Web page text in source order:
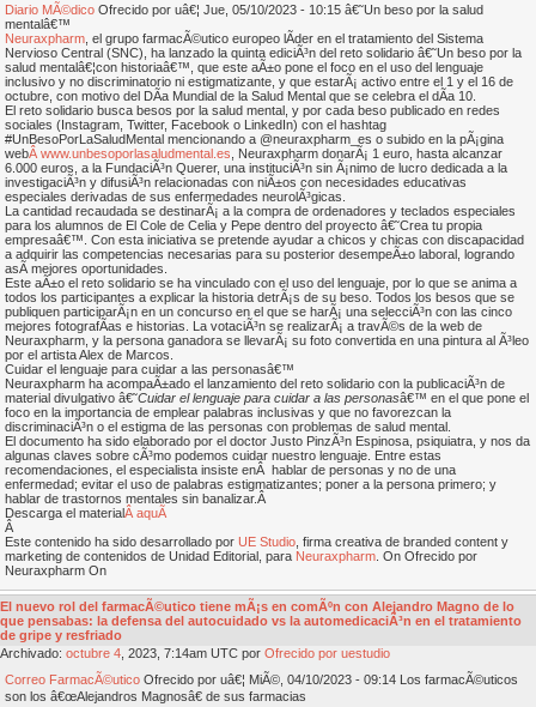
Diario MÃ©dico Ofrecido por uâ€¦ Jue, 05/10/2023 - 10:15 â€˜Un beso por la salud
mentalâ€™
Neuraxpharm , el grupo farmacÃ©utico europeo lÃ­der en el tratamiento del Sistema
Nervioso Central (SNC), ha lanzado la quinta ediciÃ³n del reto solidario â€˜Un beso por la
salud mentalâ€¦con historiaâ€™, que este aÃ±o pone el foco en el uso del lenguaje
inclusivo y no discriminatorio ni estigmatizante, y que estarÃ¡ activo entre el 1 y el 16 de
octubre, con motivo del DÃ­a Mundial de la Salud Mental que se celebra el dÃ­a 10.
El reto solidario busca besos por la salud mental, y por cada beso publicado en redes
sociales (Instagram, Twitter, Facebook o LinkedIn) con el hashtag
#UnBesoPorLaSaludMental mencionando a @neuraxpharm_es o subido en la pÃ¡gina
webÂ www.unbesoporlasaludmental.es , Neuraxpharm donarÃ¡ 1 euro, hasta alcanzar
6.000 euros, a la FundaciÃ³n Querer, una instituciÃ³n sin Ã¡nimo de lucro dedicada a la
investigaciÃ³n y difusiÃ³n relacionadas con niÃ±os con necesidades educativas
especiales derivadas de sus enfermedades neurolÃ³gicas.
La cantidad recaudada se destinarÃ¡ a la compra de ordenadores y teclados especiales
para los alumnos de El Cole de Celia y Pepe dentro del proyecto â€˜Crea tu propia
empresaâ€™. Con esta iniciativa se pretende ayudar a chicos y chicas con discapacidad
a adquirir las competencias necesarias para su posterior desempeÃ±o laboral, logrando
asÃ­ mejores oportunidades.
Este aÃ±o el reto solidario se ha vinculado con el uso del lenguaje, por lo que se anima a
todos los participantes a explicar la historia detrÃ¡s de su beso. Todos los besos que se
publiquen participarÃ¡n en un concurso en el que se harÃ¡ una selecciÃ³n con las cinco
mejores fotografÃ­as e historias. La votaciÃ³n se realizarÃ¡ a travÃ©s de la web de
Neuraxpharm, y la persona ganadora se llevarÃ¡ su foto convertida en una pintura al Ã³leo
por el artista Alex de Marcos.
Cuidar el lenguaje para cuidar a las personasâ€™
Neuraxpharm ha acompaÃ±ado el lanzamiento del reto solidario con la publicaciÃ³n de
material divulgativo â€˜Cuidar el lenguaje para cuidar a las personasâ€™ en el que pone el
foco en la importancia de emplear palabras inclusivas y que no favorezcan la
discriminaciÃ³n o el estigma de las personas con problemas de salud mental.
El documento ha sido elaborado por el doctor Justo PinzÃ³n Espinosa, psiquiatra, y nos da
algunas claves sobre cÃ³mo podemos cuidar nuestro lenguaje. Entre estas
recomendaciones, el especialista insiste enÂ hablar de personas y no de una
enfermedad; evitar el uso de palabras estigmatizantes; poner a la persona primero; y
hablar de trastornos mentales sin banalizar.Â
Descarga el materialÂ aquÃ­
Â
Este contenido ha sido desarrollado por UE Studio , firma creativa de branded content y
marketing de contenidos de Unidad Editorial, para Neuraxpharm . On Ofrecido por
Neuraxpharm On
El nuevo rol del farmacÃ©utico tiene mÃ¡s en comÃºn con Alejandro Magno de lo
que pensabas: la defensa del autocuidado vs la automedicaciÃ³n en el tratamiento
de gripe y resfriado
Archivado: octubre 4 , 2023, 7:14am UTC por Ofrecido por uestudio
Correo FarmacÃ©utico Ofrecido por uâ€¦ MiÃ©, 04/10/2023 - 09:14 Los farmacÃ©uticos
son los â€œAlejandros Magnosâ€ de sus farmacias